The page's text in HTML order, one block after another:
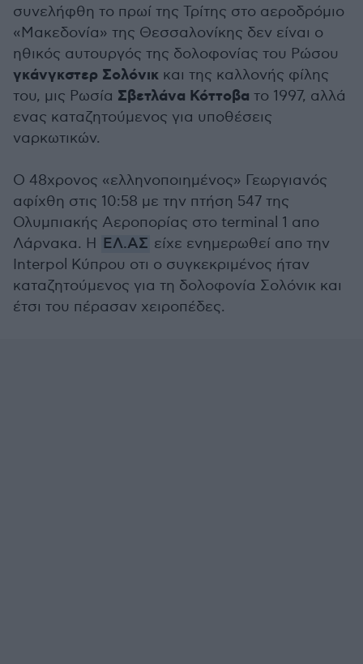
συνελήφθη το πρωί της Τρίτης στο αεροδρόμιο
«Μακεδονία» της Θεσσαλονίκης δεν είναι ο
ηθικός αυτουργός της δολοφονίας του Ρώσου
γκάνγκστερ Σολόνικ και της καλλονής φίλης
του, μις Ρωσία Σβετλάνα Κόττοβα το 1997, αλλά
ενας καταζητούμενος για υποθέσεις
ναρκωτικών.
Ο 48χρονος «ελληνοποιημένος» Γεωργιανός
αφίχθη στις 10:58 με την πτήση 547 της
Ολυμπιακής Αεροπορίας στο terminal 1 απο
Λάρνακα. Η ΕΛ.ΑΣ είχε ενημερωθεί απο την
Interpol Κύπρου οτι ο συγκεκριμένος ήταν
καταζητούμενος για τη δολοφονία Σολόνικ και
έτσι του πέρασαν χειροπέδες.